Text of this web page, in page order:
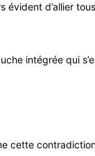
évident d’allier
intégrée qui
cette